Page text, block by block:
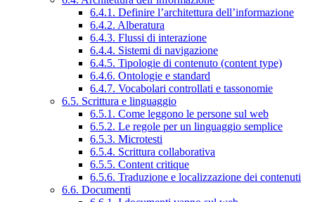
6.4.1. Definire l’architettura dell’informazione
6.4.2. Alberatura
6.4.3. Flussi di interazione
6.4.4. Sistemi di navigazione
6.4.5. Tipologie di contenuto (content type)
6.4.6. Ontologie e standard
6.4.7. Vocabolari controllati e tassonomie
6.5. Scrittura e linguaggio
6.5.1. Come leggono le persone sul web
6.5.2. Le regole per un linguaggio semplice
6.5.3. Microtesti
6.5.4. Scrittura collaborativa
6.5.5. Content critique
6.5.6. Traduzione e localizzazione dei contenuti
6.6. Documenti